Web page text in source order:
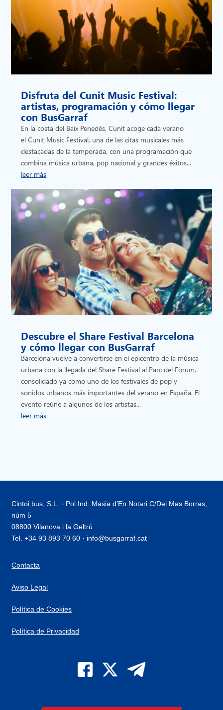
Disfruta del Cunit Music Festival:
artistas, programación y cómo llegar
con BusGarraf
En la costa del Baix Penedès, Cunit acoge cada verano
el Cunit Music Festival, una de las citas musicales más
destacadas de la temporada, con una programación que
combina música urbana, pop nacional y grandes éxitos...
leer más
Descubre el Share Festival Barcelona
y cómo llegar con BusGarraf
Barcelona vuelve a convertirse en el epicentro de la música
urbana con la llegada del Share Festival al Parc del Fòrum,
consolidado ya como uno de los festivales de pop y
sonidos urbanos más importantes del verano en España. El
evento reúne a algunos de los artistas...
leer más
Cintoi bus, S.L. · Pol.Ind. Masia d’En Notari C/Del Mas Borras,
núm 5
08800 Vilanova i la Geltrú
Tel. +34 93 893 70 60 · info@busgarraf.cat
Contacta
Aviso Legal
Política de Cookies
Política de Privacidad